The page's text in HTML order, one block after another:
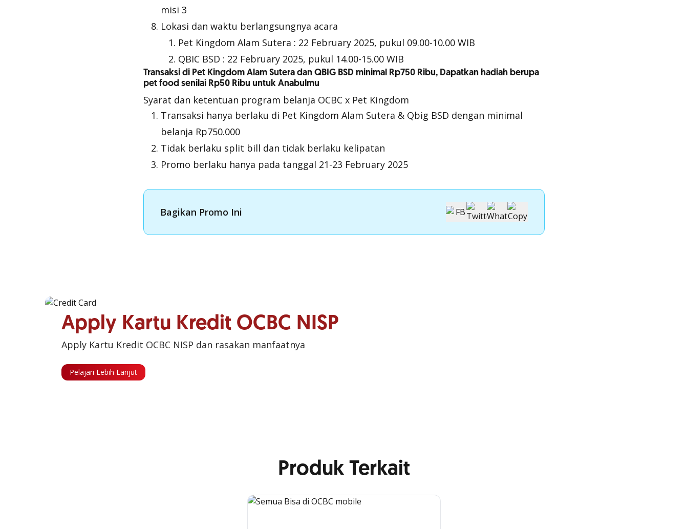
misi 3
Lokasi dan waktu berlangsungnya acara
Pet Kingdom Alam Sutera : 22 February 2025, pukul 09.00-10.00 WIB
QBIC BSD : 22 February 2025, pukul 14.00-15.00 WIB
Transaksi di Pet Kingdom Alam Sutera dan QBIG BSD minimal Rp750 Ribu, Dapatkan hadiah berupa
pet food senilai Rp50 Ribu untuk Anabulmu
Syarat dan ketentuan program belanja OCBC x Pet Kingdom
Transaksi hanya berlaku di Pet Kingdom Alam Sutera & Qbig BSD dengan minimal
belanja Rp750.000
Tidak berlaku split bill dan tidak berlaku kelipatan
Promo berlaku hanya pada tanggal 21-23 February 2025
Bagikan Promo Ini
Apply Kartu Kredit OCBC NISP
Apply Kartu Kredit OCBC NISP dan rasakan manfaatnya
Pelajari Lebih Lanjut
Produk Terkait